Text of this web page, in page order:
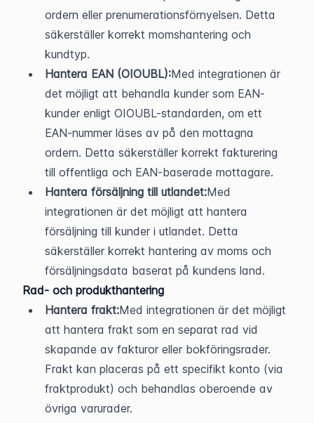
ordern eller prenumerationsförnyelsen. Detta
säkerställer korrekt momshantering och
kundtyp.
Hantera EAN (OIOUBL):Med integrationen är
det möjligt att behandla kunder som EAN-
kunder enligt OIOUBL-standarden, om ett
EAN-nummer läses av på den mottagna
ordern. Detta säkerställer korrekt fakturering
till offentliga och EAN-baserade mottagare.
Hantera försäljning till utlandet:Med
integrationen är det möjligt att hantera
försäljning till kunder i utlandet. Detta
säkerställer korrekt hantering av moms och
försäljningsdata baserat på kundens land.
Rad- och produkthantering
Hantera frakt:Med integrationen är det möjligt
att hantera frakt som en separat rad vid
skapande av fakturor eller bokföringsrader.
Frakt kan placeras på ett specifikt konto (via
fraktprodukt) och behandlas oberoende av
övriga varurader.